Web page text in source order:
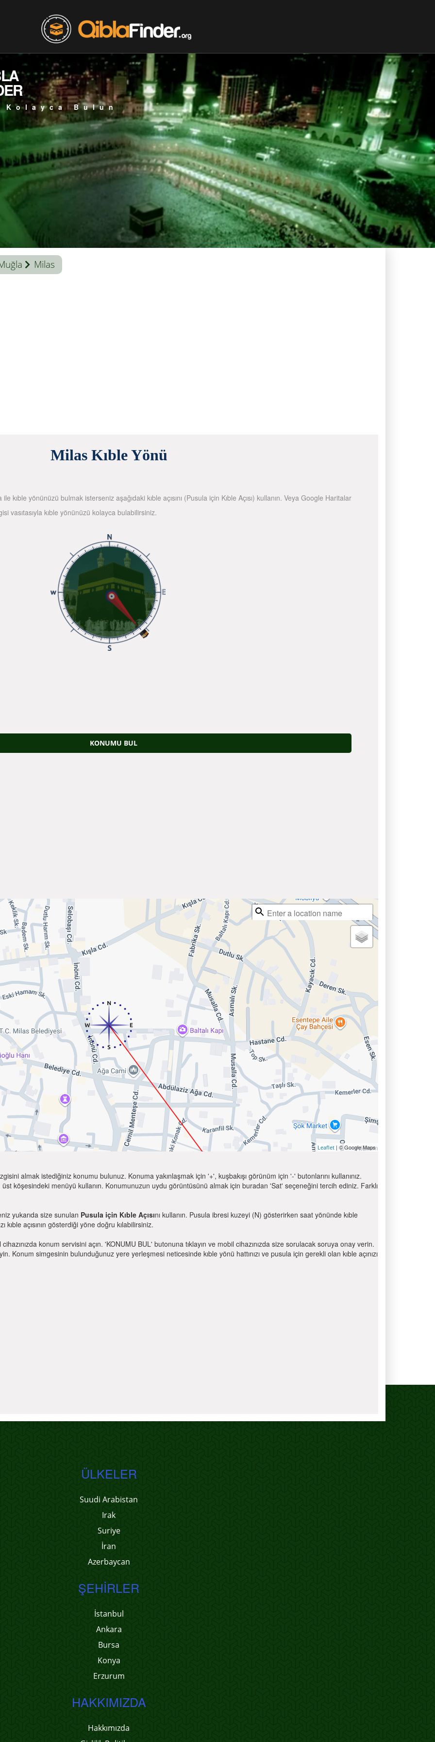
Kolayca Bulun
Milas
Milas Kıble Yönü
kıble yönünüzü bulmak isterseniz aşağıdaki kıble açısını (Pusula için Kıble Açısı) kullanın. Veya Google Haritalar
vasıtasıyla kıble yönünüzü kolayca bulabilirsiniz.
KONUMU BUL
Leaflet | © Google Maps
almak istediğiniz konumu bulunuz. Konuma yakınlaşmak için '+', kuşbakışı görünüm için '-' butonlarını kullanınız.
köşesindeki menüyü kullanın. Konumunuzun uydu görüntüsünü almak için buradan 'Sat' seçeneğini tercih ediniz. Farklı
yukarıda size sunulan Pusula için Kıble Açısını kullanın. Pusula ibresi kuzeyi (N) gösterirken saat yönünde kıble
kıble açısının gösterdiği yöne doğru kılabilirsiniz.
konum servisini açın. 'KONUMU BUL' butonuna tıklayın ve mobil cihazınızda size sorulacak soruya onay verin.
Konum simgesinin bulunduğunuz yere yerleşmesi neticesinde kıble yönü hattınızı ve pusula için gerekli olan kıble açınızı
ÜLKELER
Suudi Arabistan
Irak
Suriye
İran
Azerbaycan
ŞEHIRLER
İstanbul
Ankara
Bursa
Konya
Erzurum
HAKKIMIZDA
Hakkımızda